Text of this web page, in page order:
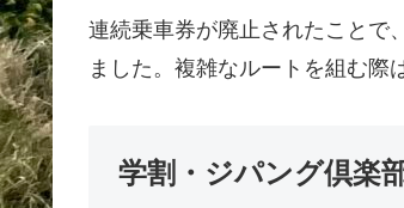
連続乗車券が廃止されたことで
ました。複雑なルートを組む際
学割・ジパング倶楽